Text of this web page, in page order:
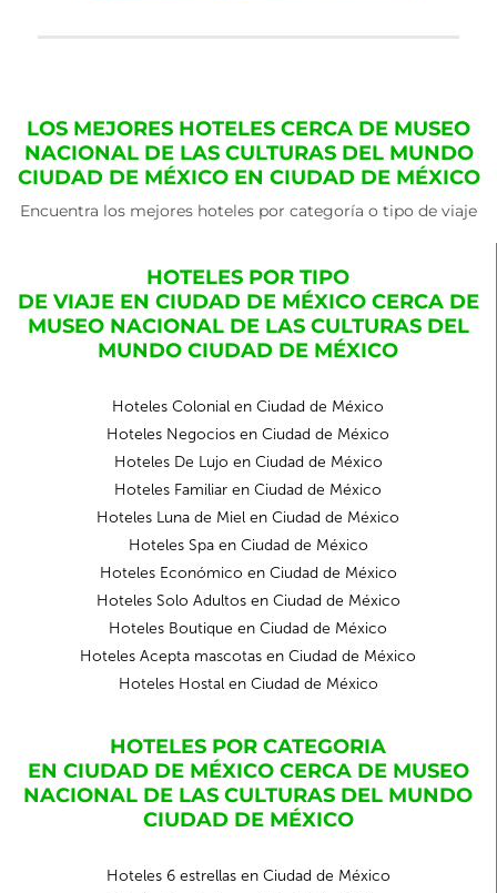
LOS MEJORES HOTELES CERCA DE MUSEO
NACIONAL DE LAS CULTURAS DEL MUNDO
CIUDAD DE MÉXICO EN CIUDAD DE MÉXICO
Encuentra los mejores hoteles por categoría o tipo de viaje
HOTELES POR TIPO
DE VIAJE EN CIUDAD DE MÉXICO CERCA DE
MUSEO NACIONAL DE LAS CULTURAS DEL
MUNDO CIUDAD DE MÉXICO
Hoteles Colonial en Ciudad de México
Hoteles Negocios en Ciudad de México
Hoteles De Lujo en Ciudad de México
Hoteles Familiar en Ciudad de México
Hoteles Luna de Miel en Ciudad de México
Hoteles Spa en Ciudad de México
Hoteles Económico en Ciudad de México
Hoteles Solo Adultos en Ciudad de México
Hoteles Boutique en Ciudad de México
Hoteles Acepta mascotas en Ciudad de México
Hoteles Hostal en Ciudad de México
HOTELES POR CATEGORIA
EN CIUDAD DE MÉXICO CERCA DE MUSEO
NACIONAL DE LAS CULTURAS DEL MUNDO
CIUDAD DE MÉXICO
Hoteles 6 estrellas en Ciudad de México